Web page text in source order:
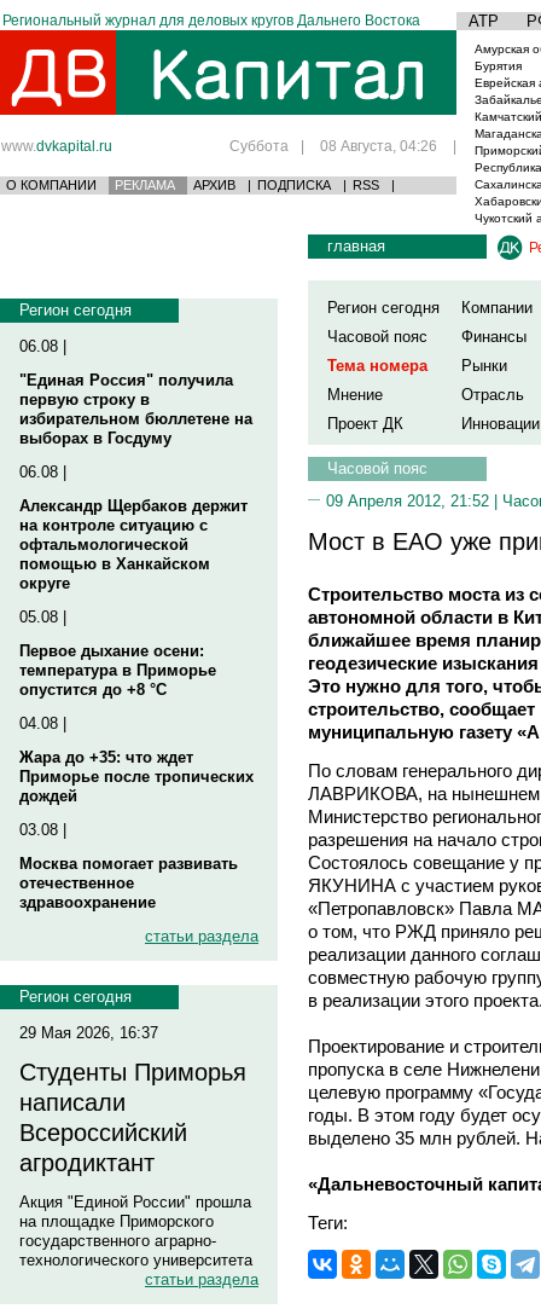
Региональный журнал для деловых кругов Дальнего Востока АТР
www.dvkapital.ru Суббота | 08 Августа, 04:26 |
О КОМПАНИИ РЕКЛАМА АРХИВ | ПОДПИСКА | RSS |
Амурская
Бурятия
Еврейская
Чукотский
Регион сегодня
06.08 |
"Единая Россия" получила
первую строку в
избирательном бюллетене на
выборах в Госдуму
06.08 |
Александр Щербаков держит
на контроле ситуацию с
офтальмологической
помощью в Ханкайском
округе
05.08 |
Первое дыхание осени:
температура в Приморье
опустится до +8 °C
04.08 |
Жара до +35: что ждет
Приморье после тропических
дождей
03.08 |
Москва помогает развивать
отечественное
здравоохранение
статьи раздела
Регион сегодня
29 Мая 2026, 16:37
Студенты Приморья
написали
Всероссийский
агродиктант
Акция "Единой России" прошла
на площадке Приморского
государственного аграрно-
технологического университета
статьи раздела
главная
Регион сегодня
Компании
Часовой пояс
Финансы
Тема номера
Рынки
Мнение
Отрасль
Проект ДК
Инновации
Часовой пояс
09 Апреля 2012, 21:52 |
Мост в ЕАО уже
Строительство моста из
автономной области в
ближайшее время
геодезические
Это нужно для того,
строительство,
муниципальную газету
По словам генерального
ЛАВРИКОВА, на нынешнем
Министерство
разрешения на начало
Состоялось совещание у
ЯКУНИНА с участием
«Петропавловск» Павла
о том, что РЖД приняло
реализации данного
совместную рабочую
в реализации этого
Проектирование и
пропуска в селе
целевую программу
годы. В этом году будет
выделено 35 млн рублей.
«Дальневосточный
Теги: